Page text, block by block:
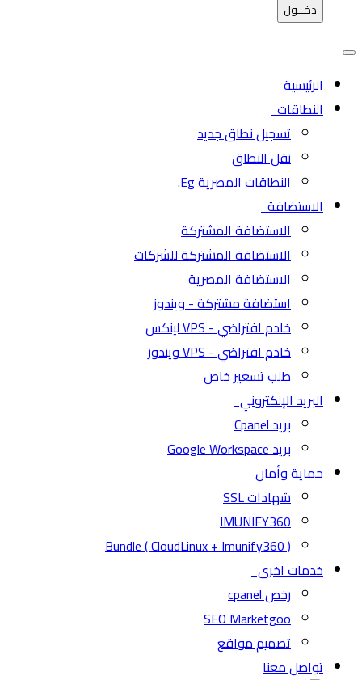
دخـــول
الرئيسية
النطاقات
تسجيل نطاق جديد
نقل النطاق
النطاقات المصرية Eg.
الاستضافة
الاستضافة المشتركة
الاستضافة المشتركة للشركات
الاستضافة المصرية
استضافة مشتركة - ويندوز
خادم افتراضي - VPS لينكس
خادم افتراضي - VPS ويندوز
طلب تسعير خاص
البريد الإلكتروني
بريد Cpanel
بريد Google Workspace
حماية وأمان
شهادات SSL
IMUNIFY360
( CloudLinux + Imunify360 ) Bundle
خدمات اخرى
رخص cpanel
SEO Marketgoo
تصميم مواقع
تواصل معنا